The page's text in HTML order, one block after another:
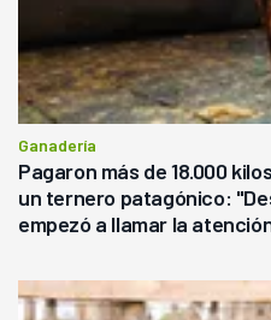
Ganadería
Pagaron más de 18.000
un ternero patagónico:
empezó a llamar la